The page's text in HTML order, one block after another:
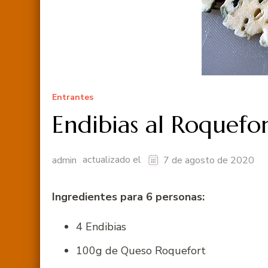
Entrantes
Endibias al
admin actualizado el 7 de agosto de 2020
Ingredientes para 6 personas:
4 Endibias
100g de Queso Roquefort